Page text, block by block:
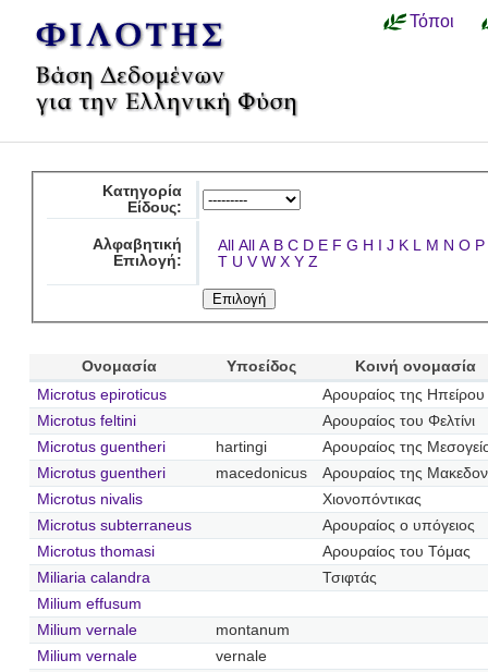
Τόποι
Κατηγορία
Είδους:
Αλφαβητική
Επιλογή:
All All A B C D E F G H I J K L M N O P
T U V W X Y Z
Ονομασία Υποείδος
Κοινή ονομασία
Microtus epiroticus
Αρουραίος της Ηπείρου
Microtus feltini
Αρουραίος του Φελτίνι
Microtus guentheri
hartingi
Αρουραίος της
Microtus guentheri
macedonicus
Αρουραίος της
Microtus nivalis
Χιονοπόντικας
Microtus subterraneus
Αρουραίος ο υπόγειος
Microtus thomasi
Αρουραίος του Τόμας
Miliaria calandra
Τσιφτάς
Milium effusum
Milium vernale
montanum
Milium vernale
vernale